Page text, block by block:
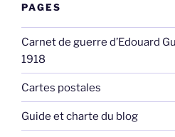
PAGES
Carnet de guerre d’Edouard
1918
Cartes postales
Guide et charte du blog